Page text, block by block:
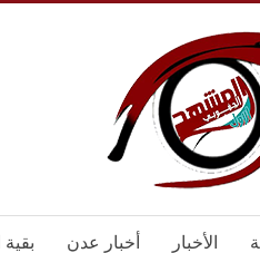
الأخبار أخبار عدن